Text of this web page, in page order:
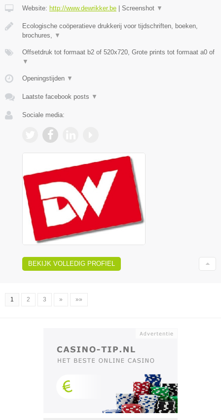
Website: http://www.dewrikker.be Screenshot ▼
Ecologische coöperatieve drukkerij voor tijdschriften, boeken,
brochures, ▼
Offsetdruk tot formaat b2 of 520x720, Grote prints tot formaat a0 of
▼
Openingstijden ▼
Laatste facebook posts ▼
Sociale media:
BEKIJK VOLLEDIG PROFIEL
1 2 3 » »»